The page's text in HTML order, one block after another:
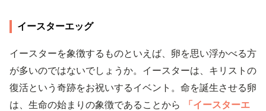
イースターエッグ
イースターを象徴するものといえば、卵を思い浮かべる方
が多いのではないでしょうか。イースターは、キリストの
復活という奇跡をお祝いするイベント。命を誕生させる卵
は、生命の始まりの象徴であることから
「イースターエ